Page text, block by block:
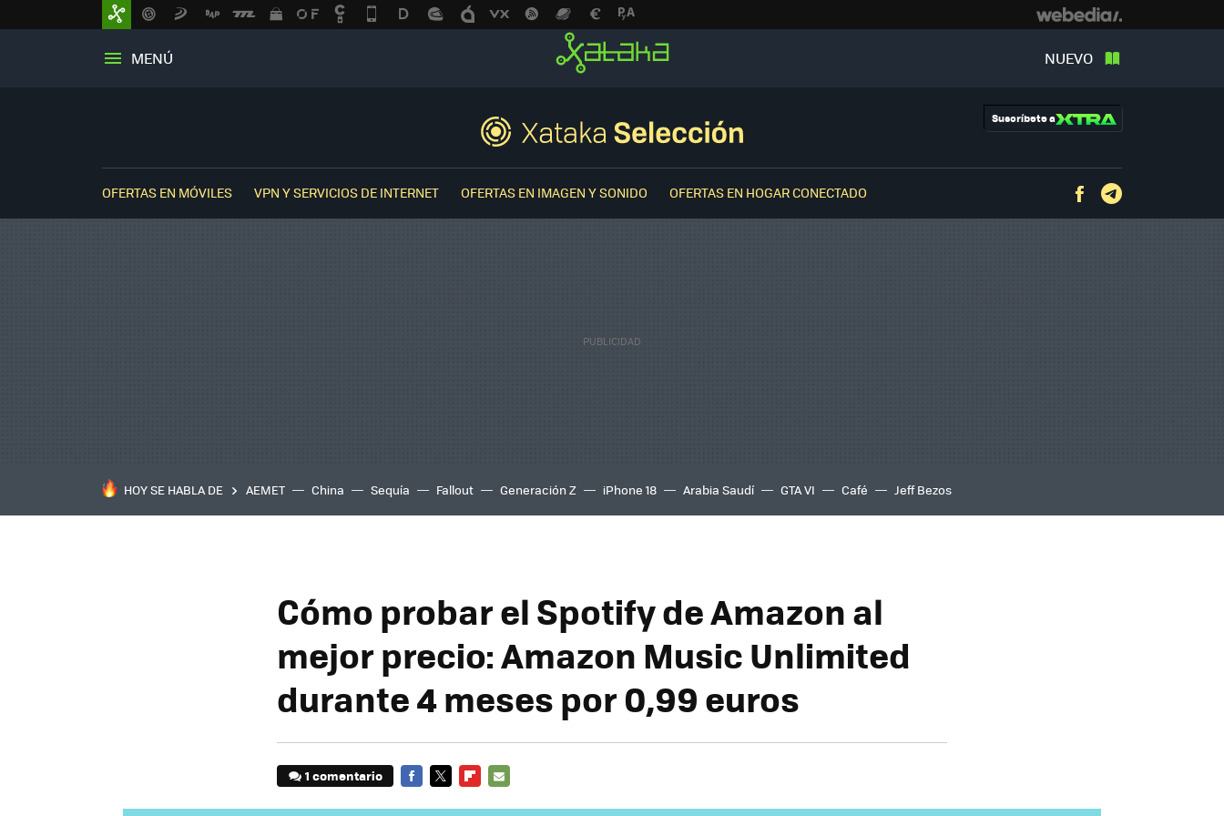
MENÚ NUEVO
Suscríbete a
OFERTAS EN MÓVILES VPN Y SERVICIOS DE INTERNET OFERTAS EN IMAGEN Y SONIDO OFERTAS EN HOGAR CONECTADO Facebook
HOY SE HABLA DE AEMET China Sequía Fallout Generación Z iPhone 18 Arabia Saudí GTA VI Café Jeff Bezos
Cómo probar el Spotify de Amazon al
mejor precio: Amazon Music Unlimited
durante 4 meses por 0,99 euros
1 comentario